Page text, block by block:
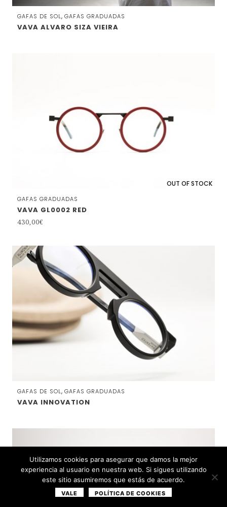
GAFAS DE SOL, GAFAS GRADUADAS
VAVA ALVARO SIZA VIEIRA
OUT OF STOCK
GAFAS GRADUADAS
VAVA GL0002 RED
430,00€
GAFAS DE SOL, GAFAS GRADUADAS
VAVA INNOVATION
Utilizamos cookies para asegurar que damos la mejor
experiencia al usuario en nuestra web. Si sigues utilizando
este sitio asumiremos que estás de acuerdo.
VALE POLÍTICA DE COOKIES